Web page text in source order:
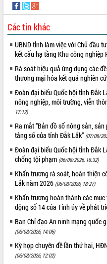
công tác cải cách hành chính mô hình
mới
UBND tỉnh họp báo định kỳ tháng 4
năm 2026
Hội thảo khoa học “Giải pháp thúc đẩy
phát triển nền kinh tế xanh tại tỉnh
Đắk Lắk”
Tăng cường giám sát, đôn đốc thực
hiện nhiệm vụ quản lý tài sản công
hàng tuần
Tháo gỡ những vướng mắc, đẩy mạnh
công tác cải cách thủ tục hành chính
tại Trung tâm Phục vụ hành chính
công tỉnh
Đắk Lắk: Tôn vinh 46 giải pháp tại Hội
Đắk Lắk rà soát, điều chỉnh Đề án 190
về phát triển nuôi trồng thủy sản
Phó Chủ tịch UBND tỉnh Đắk Lắk
Trương Công Thái kiểm tra thực địa
Dự án cao tốc Khánh Hòa - Buôn Ma
Thuột
Định vị cà phê Việt Nam như một “di
sản sống” trong dòng chảy toàn cầu
Các tin khác
UBND tỉnh làm việc với Chủ đầu
kết cấu hạ tầng Khu công nghiệp
Rà soát hiệu quả ứng dụng các
thương mại hóa kết quả nghiên
Đoàn đại biểu Quốc hội tỉnh Đắk
nông nghiệp, môi trường, viễn
17:12)
Ra mắt “Bản đồ số nông sản,
tảng số của tỉnh Đắk Lắk” (07/08/
Đoàn đại biểu Quốc hội tỉnh Đắk
chống tội phạm (06/08/2026, 18:32)
Khẩn trương rà soát, hoàn thiện
Lắk năm 2026 (06/08/2026, 18:27)
Khẩn trương hoàn thành các
động số 14 của Tỉnh ủy về phát
Ban Chỉ đạo An ninh mạng quốc
(06/08/2026, 14:06)
Kỳ họp chuyên đề lần thứ hai,
(06/08/2026, 12:02)